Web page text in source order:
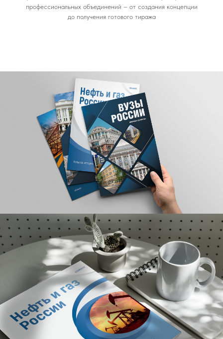
профессиональных объединений – от создания концепции
до получения готового тиража